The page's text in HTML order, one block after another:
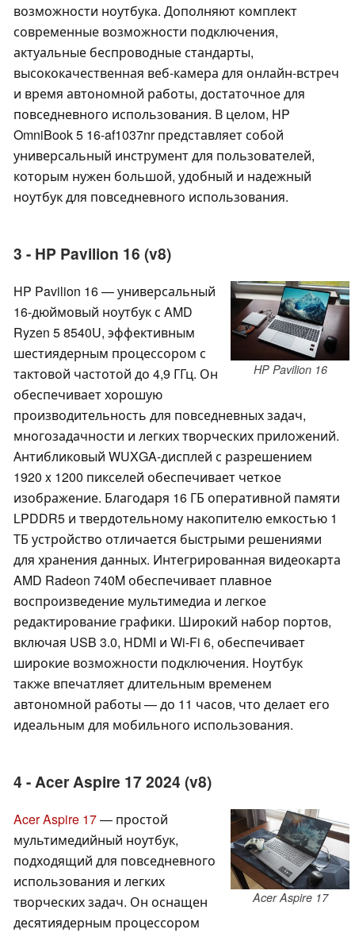
возможности ноутбука. Дополняют комплект
современные возможности подключения,
актуальные беспроводные стандарты,
высококачественная веб-камера для онлайн-встреч
и время автономной работы, достаточное для
повседневного использования. В целом, HP
OmniBook 5 16-af1037nr представляет собой
универсальный инструмент для пользователей,
которым нужен большой, удобный и надежный
ноутбук для повседневного использования.
3 - HP Pavilion 16 (v8)
HP Pavilion 16
HP Pavilion 16 — универсальный
16-дюймовый ноутбук с AMD
Ryzen 5 8540U, эффективным
шестиядерным процессором с
тактовой частотой до 4,9 ГГц. Он
обеспечивает хорошую
производительность для повседневных задач,
многозадачности и легких творческих приложений.
Антибликовый WUXGA-дисплей с разрешением
1920 x 1200 пикселей обеспечивает четкое
изображение. Благодаря 16 ГБ оперативной памяти
LPDDR5 и твердотельному накопителю емкостью 1
ТБ устройство отличается быстрыми решениями
для хранения данных. Интегрированная видеокарта
AMD Radeon 740M обеспечивает плавное
воспроизведение мультимедиа и легкое
редактирование графики. Широкий набор портов,
включая USB 3.0, HDMI и Wi-Fi 6, обеспечивает
широкие возможности подключения. Ноутбук
также впечатляет длительным временем
автономной работы — до 11 часов, что делает его
идеальным для мобильного использования.
4 - Acer Aspire 17 2024 (v8)
Acer Aspire 17
Acer Aspire 17— простой
мультимедийный ноутбук,
подходящий для повседневного
использования и легких
творческих задач. Он оснащен
десятиядерным процессором